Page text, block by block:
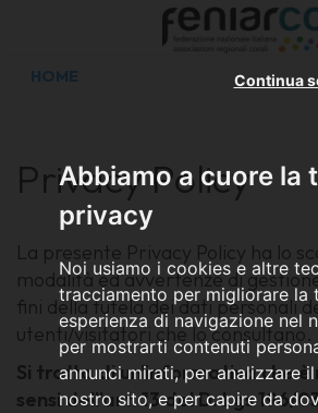
Abbiamo a cuore la
privacy
Noi usiamo i cookies e altre
tracciamento per migliorare la
esperienza di navigazione nel
per mostrarti contenuti
annunci mirati, per analizzare
nostro sito, e per capire da
Continua
HOME
Privacy Policy
La presente Privacy Policy ha lo
modalità ed avvertenze di
fini della tutela dei dati personali
utenti/visitatori che lo consultano.
Si tratta di un'informativa che è
sensi dell’art. 13 del D. Lgs 196/